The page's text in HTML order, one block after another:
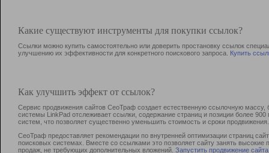
Какие существуют инструменты для покупки ссылок?
Ссылки можно купить самостоятельно или доверить простановку ссылок
улучшению их эффективности для конкретного поискового запроса. Купить
Как улучшить эффект от ссылок?
Сервис продвижения сайтов СеоТраф создает естественную ссылочную
системы LinkPad отслеживает ссылки, содержание страниц и позиции более
систем, что позволяет существенно уменьшить стоимость и сроки продвижения.
СеоТраф предоставляет рекомендации по внутренней оптимизации страниц
поисковых системах. Вместе со ссылками это позволяет сайту занять
продаж, не требующих дополнительных вложений. Запустить продвижение сайта